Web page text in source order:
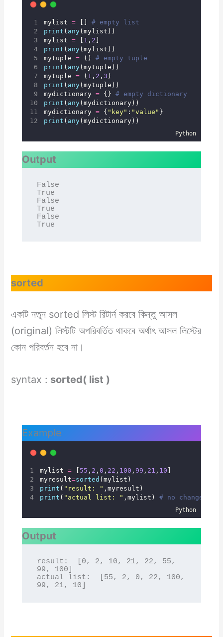
mylist = [] # empty list
print ( any(mylist))
mylist = [ 1 , 2 ]
print ( any(mylist))
mytuple = () # empty tuple
print ( any(mytuple))
mytuple = ( 1 , 2 , 3 )
print ( any(mytuple))
mydictionary = {} # empty dictionary
print ( any(mydictionary))
mydictionary = { " key" : "value " }
print ( any(mydictionary))
Python
Output
False
True
False
True
False
True
sorted
একটি নতুন sorted লিস্ট রিটার্ন করবে কিন্তু আসল
(original) লিস্টটি অপরিবর্তিত থাকবে অর্থাৎ আসল লিস্টের
কোন পরিবর্তন হবে না।
syntax : sorted( list )
Example
mylist = [ 55 , 2 , 0 , 22 , 100 , 99 , 21 , 10
myresult=sorted (mylist)
print ( " result: " ,myresult)
print ( " actual list: " ,mylist) # no change
Python
Output
result:  [0, 2, 10, 21, 22, 55,
99, 100]
actual list:  [55, 2, 0, 22, 100,
99, 21, 10]